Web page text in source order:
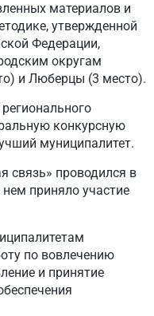
материалов и
утвержденной
Федерации,
округам
и Люберцы (3 место).
конкурсную
муниципалитет.
связь» проводился в
приняло участие
по вовлечению
и принятие